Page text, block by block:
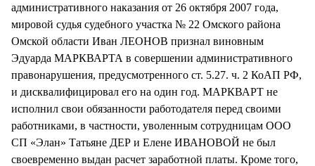
административного наказания от 26 октября 2007 года,
мировой судья судебного участка № 22 Омского района
Омской области Иван ЛЕОНОВ признал виновным
Эдуарда МАРКВАРТА в совершении административного
правонарушения, предусмотренного ст. 5.27. ч. 2 КоАП РФ,
и дисквалифицировал его на один год. МАРКВАРТ не
исполнил свои обязанности работодателя перед своими
работниками, в частности, уволенным сотрудницам ООО
СП «Элан» Татьяне ДЕР и Елене ИВАНОВОЙ не был
своевременно выдан расчет заработной платы. Кроме того,